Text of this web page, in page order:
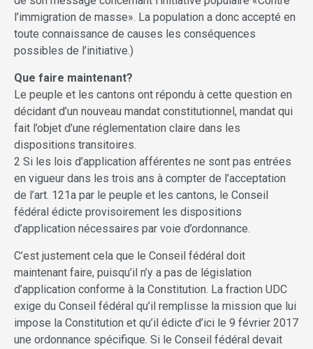
l’immigration de masse». La population a donc accepté en
toute connaissance de causes les conséquences
possibles de l’initiative.)
Que faire maintenant?
Le peuple et les cantons ont répondu à cette question en
décidant d’un nouveau mandat constitutionnel, mandat qui
fait l’objet d’une réglementation claire dans les
dispositions transitoires.
2 Si les lois d’application afférentes ne sont pas entrées
en vigueur dans les trois ans à compter de l’acceptation
de l’art. 121a par le peuple et les cantons, le Conseil
fédéral édicte provisoirement les dispositions
d’application nécessaires par voie d’ordonnance.
C’est justement cela que le Conseil fédéral doit
maintenant faire, puisqu’il n’y a pas de législation
d’application conforme à la Constitution. La fraction UDC
exige du Conseil fédéral qu’il remplisse la mission que lui
impose la Constitution et qu’il édicte d’ici le 9 février 2017
une ordonnance spécifique. Si le Conseil fédéral devait